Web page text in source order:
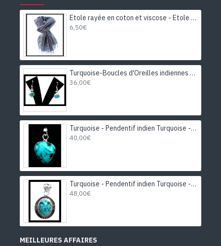
citron, dentifrice, vernis à ongles incolore à appliquer avec un
La brosse à dent usagée et souple est un accessoire très
pratique pour nettoyer un bijou. Vous pouvez l’utiliser avec du
dentifrice ou en l’imbibant d’eau et de bicarbonate de soude. Le
jus de citron est également efficace.
Si vous êtes fumeur ou fumeuse ou que vous avez des fumeurs
dans votre entourage, n’hésitez pas à récupérer la cendre froide,
c’est également un produit très efficace pour nettoyer les
bijoux en argent.
Etole rayée en coton et viscose - Etole indienne
6,50€
Turquoise-Boucles d'Oreilles indiennes Turquoise-Bijoux Inde
36,00€
Turquoise - Pendentif indien Turquoise - Bijoux Inde
40,00€
Turquoise - Pendentif indien Turquoise - Bijoux Inde
48,00€
MEILLEURES AFFAIRES